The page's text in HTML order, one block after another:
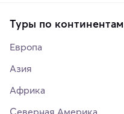
Туры по континентам
Европа
Азия
Африка